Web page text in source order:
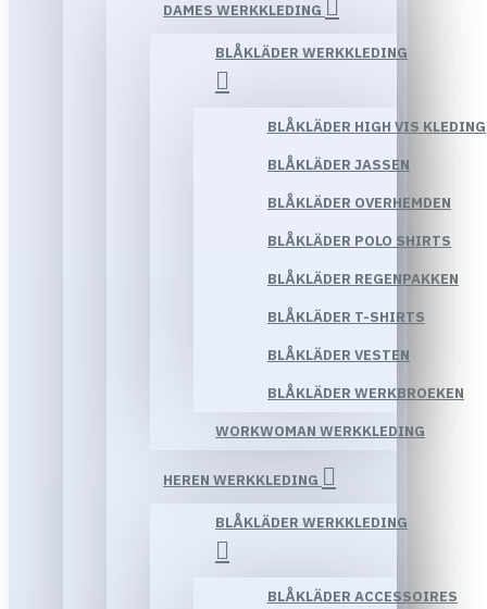
DAMES WERKKLEDING
BLÅKLÄDER WERKKLEDING
BLÅKLÄDER HIGH VIS KLEDING
BLÅKLÄDER JASSEN
BLÅKLÄDER OVERHEMDEN
BLÅKLÄDER POLO SHIRTS
BLÅKLÄDER REGENPAKKEN
BLÅKLÄDER T-SHIRTS
BLÅKLÄDER VESTEN
BLÅKLÄDER WERKBROEKEN
WORKWOMAN WERKKLEDING
HEREN WERKKLEDING
BLÅKLÄDER WERKKLEDING
BLÅKLÄDER ACCESSOIRES